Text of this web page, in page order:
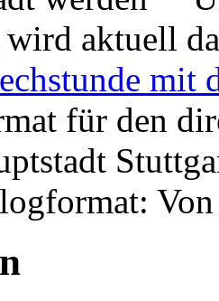
wird aktuell
mit
für den